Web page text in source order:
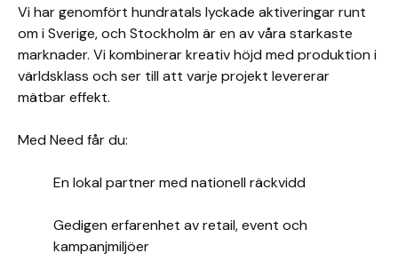
Vi har genomfört hundratals lyckade aktiveringar runt
om i Sverige, och Stockholm är en av våra starkaste
marknader. Vi kombinerar kreativ höjd med produktion i
världsklass och ser till att varje projekt levererar
mätbar effekt.
Med Need får du:
En lokal partner med nationell räckvidd
Gedigen erfarenhet av retail, event och
kampanjmiljöer